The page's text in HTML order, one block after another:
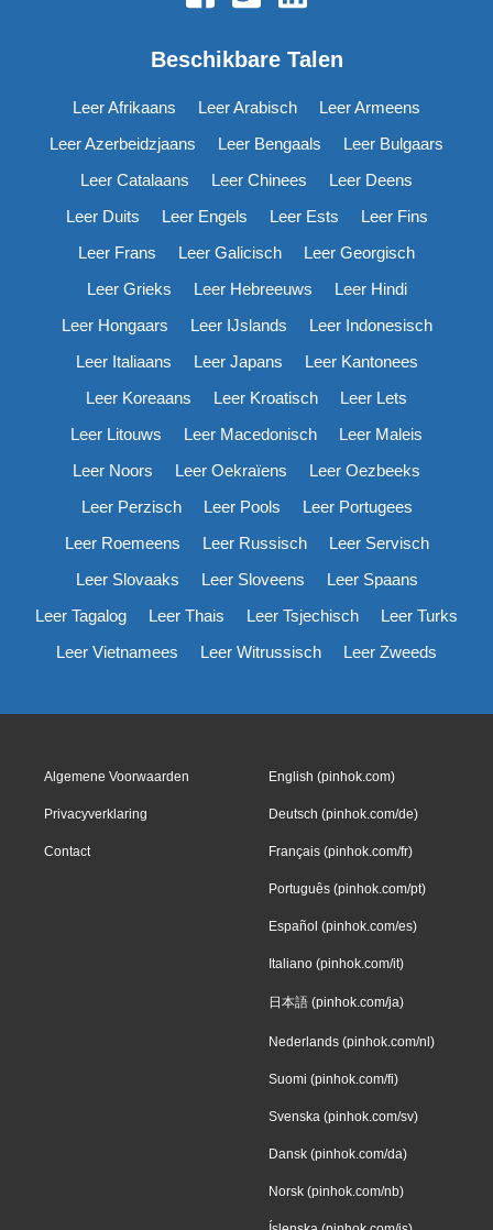
Beschikbare Talen
Leer Afrikaans Leer Arabisch
Leer Armeens
Leer Azerbeidzjaans
Leer Bengaals
Leer Bulgaars
Leer Catalaans
Leer Chinees
Leer Deens
Leer Duits
Leer Engels Leer Ests
Leer Fins
Leer Frans
Leer Galicisch
Leer Georgisch
Leer Grieks
Leer Hebreeuws
Leer Hindi
Leer Hongaars
Leer IJslands
Leer Indonesisch
Leer Italiaans
Leer Japans
Leer Kantonees
Leer Koreaans
Leer Kroatisch
Leer Lets
Leer Litouws
Leer Macedonisch
Leer Maleis
Leer Noors
Leer Oekraïens
Leer Oezbeeks
Leer Perzisch
Leer Pools
Leer Portugees
Leer Roemeens
Leer Russisch
Leer Servisch
Leer Slovaaks
Leer Sloveens
Leer Spaans
Leer Tagalog
Leer Thais Leer Tsjechisch
Leer Turks
Leer Vietnamees
Leer Witrussisch Leer Zweeds
Algemene Voorwaarden
Privacyverklaring
Contact
English (pinhok.com)
Deutsch (pinhok.com/de)
Français (pinhok.com/fr)
Português (pinhok.com/pt)
Español (pinhok.com/es)
Italiano (pinhok.com/it)
日本語 (pinhok.com/ja)
Nederlands (pinhok.com/nl)
Suomi (pinhok.com/fi)
Svenska (pinhok.com/sv)
Dansk (pinhok.com/da)
Norsk (pinhok.com/nb)